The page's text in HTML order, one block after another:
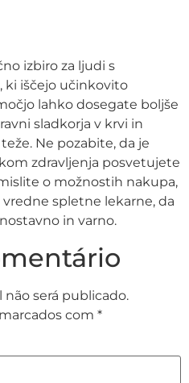
izbiro za ljudi s
ki iščejo učinkovito
lahko dosegate boljše
sladkorja v krvi in
Ne pozabite, da je
zdravljenja posvetujete
o možnostih nakupa,
spletne lekarne, da
in varno.
será publicado.
com *